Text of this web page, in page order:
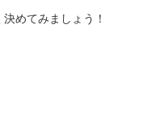
めてみましょう！